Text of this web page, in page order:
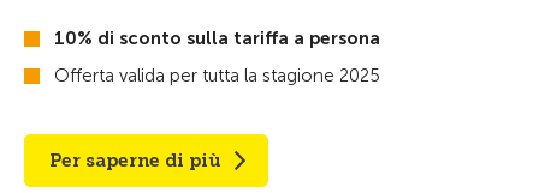
10% di sconto sulla tariffa a persona
Offerta valida per tutta la stagione 2025
Per saperne di più